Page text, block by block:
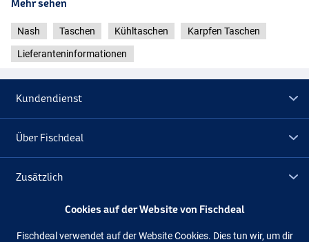
Mehr sehen
Nash Taschen Kühltaschen Karpfen Taschen
Lieferanteninformationen
Kundendienst
Über Fischdeal
Zusätzlich
Lagerräumung
Cookies auf der Website von Fischdeal
Fischdeal verwendet auf der Website Cookies. Dies tun wir, um dir